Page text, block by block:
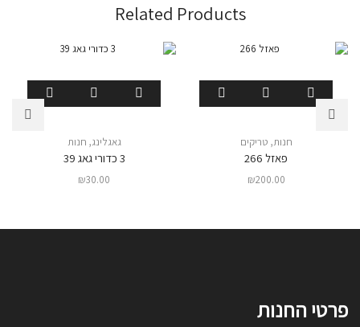
Related Products
חנות, טריקים
פאזל 266
₪200.00
גאגלינג, חנות
3 כדורי גאג 39
₪30.00
פרטי החנות